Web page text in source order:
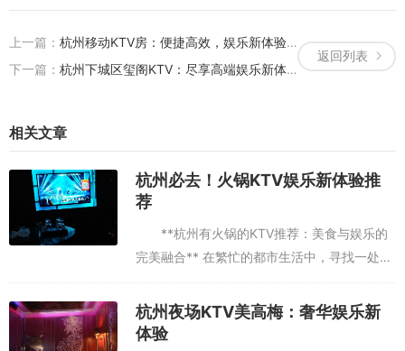
望：持续创新与发展** 展望未来，杭州温莎KTV健身房将继续秉承“健
康、快乐、共享”的理念，不断引进先进的健身设备与技术手段，提升
服务质量与水平。同时，还将积极探索新的服务模式与业务领域，如
通过本文的介绍与分析可以看出，杭州温莎KTV健身房凭借其独特的
地理位置、完善的设施以及优质的服务赢得了市场的广泛认可与好
评。未来随着市场环境的不断变化与顾客需求的日益多样化该品牌必
将迎来更加广阔的发展前景！
返回列表
上一篇： 杭州移动KTV房：便捷高效，娱乐新体验的优势解析
下一篇： 杭州下城区玺阁KTV：尽享高端娱乐新体验
相关文章
杭州必去！火锅KTV娱乐新体验推
荐
**杭州有火锅的KTV推荐：美食与娱乐的
完美融合** 在繁忙的都市生活中，寻找一处既
能享受美食又能放松娱乐的场所，成为了许多
人的小确幸。杭州，这座历史悠久而又充满活
力的城市，恰好为我...
杭州夜场KTV美高梅：奢华娱乐新
体验